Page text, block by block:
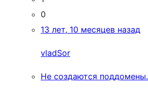
0
13 лет, 10 месяцев назад
vladSor
Не создаются поддомены.